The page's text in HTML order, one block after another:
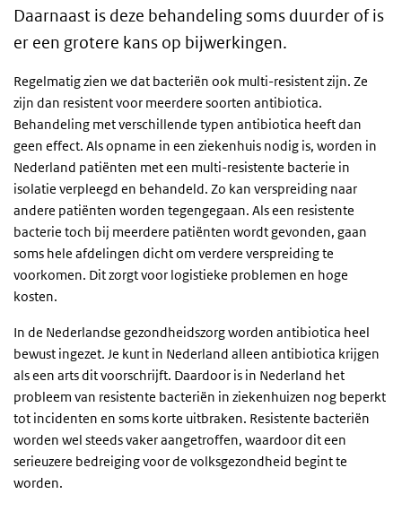
Daarnaast is deze behandeling soms duurder of is
er een grotere kans op bijwerkingen.
Regelmatig zien we dat bacteriën ook multi-resistent zijn. Ze
zijn dan resistent voor meerdere soorten antibiotica.
Behandeling met verschillende typen antibiotica heeft dan
geen effect. Als opname in een ziekenhuis nodig is, worden in
Nederland patiënten met een multi-resistente bacterie in
isolatie verpleegd en behandeld. Zo kan verspreiding naar
andere patiënten worden tegengegaan. Als een resistente
bacterie toch bij meerdere patiënten wordt gevonden, gaan
soms hele afdelingen dicht om verdere verspreiding te
voorkomen. Dit zorgt voor logistieke problemen en hoge
kosten.
In de Nederlandse gezondheidszorg worden antibiotica heel
bewust ingezet. Je kunt in Nederland alleen antibiotica krijgen
als een arts dit voorschrijft. Daardoor is in Nederland het
probleem van resistente bacteriën in ziekenhuizen nog beperkt
tot incidenten en soms korte uitbraken. Resistente bacteriën
worden wel steeds vaker aangetroffen, waardoor dit een
serieuzere bedreiging voor de volksgezondheid begint te
worden.